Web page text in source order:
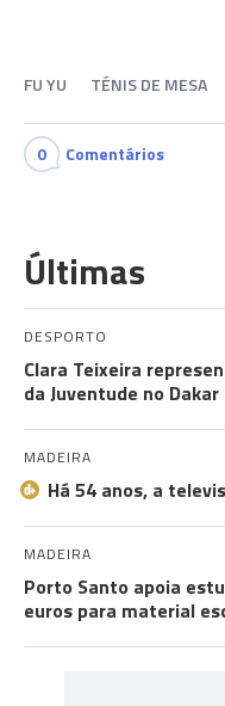
FU YU TÉNIS DE MESA
0 Comentários
Últimas
DESPORTO
Clara Teixeira
da Juventude no Dakar
MADEIRA
Há 54 anos, a
MADEIRA
Porto Santo apoia
euros para material